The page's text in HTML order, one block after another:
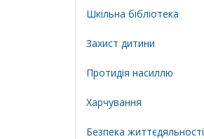
Шкільна бібліотека
Захист дитини
Протидія насиллю
Харчування
Безпека життєдяльності